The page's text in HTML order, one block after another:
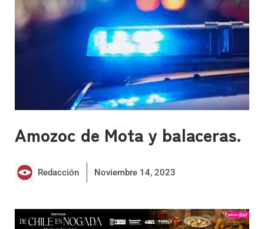
Amozoc de Mota y balaceras.
Redacción Noviembre 14, 2023